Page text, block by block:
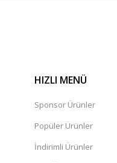
HIZLI MENÜ
Sponsor Ürünler
Popüler Ürünler
İndirimli Ürünler